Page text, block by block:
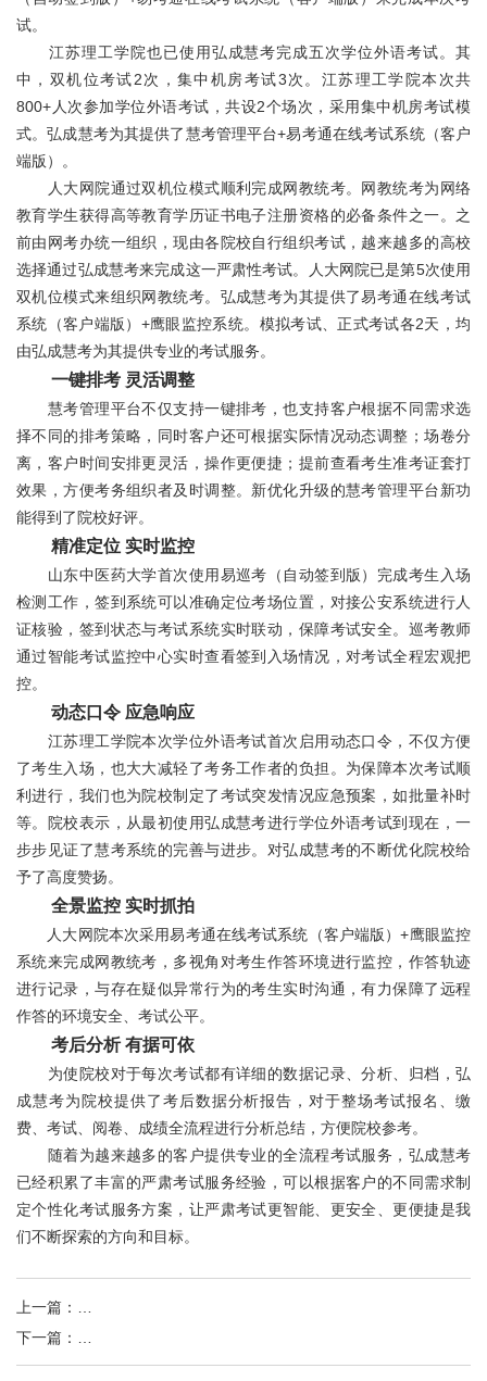
试。
江苏理工学院也已使用弘成慧考完成五次学位外语考试。其
中，双机位考试2次，集中机房考试3次。江苏理工学院本次共
800+人次参加学位外语考试，共设2个场次，采用集中机房考试模
式。弘成慧考为其提供了慧考管理平台+易考通在线考试系统（客户
端版）。
人大网院通过双机位模式顺利完成网教统考。网教统考为网络
教育学生获得高等教育学历证书电子注册资格的必备条件之一。之
前由网考办统一组织，现由各院校自行组织考试，越来越多的高校
选择通过弘成慧考来完成这一严肃性考试。人大网院已是第5次使用
双机位模式来组织网教统考。弘成慧考为其提供了易考通在线考试
系统（客户端版）+鹰眼监控系统。模拟考试、正式考试各2天，均
由弘成慧考为其提供专业的考试服务。
一键排考 灵活调整
慧考管理平台不仅支持一键排考，也支持客户根据不同需求选
择不同的排考策略，同时客户还可根据实际情况动态调整；场卷分
离，客户时间安排更灵活，操作更便捷；提前查看考生准考证套打
效果，方便考务组织者及时调整。新优化升级的慧考管理平台新功
能得到了院校好评。
精准定位 实时监控
山东中医药大学首次使用易巡考（自动签到版）完成考生入场
检测工作，签到系统可以准确定位考场位置，对接公安系统进行人
证核验，签到状态与考试系统实时联动，保障考试安全。巡考教师
通过智能考试监控中心实时查看签到入场情况，对考试全程宏观把
控。
动态口令 应急响应
江苏理工学院本次学位外语考试首次启用动态口令，不仅方便
了考生入场，也大大减轻了考务工作者的负担。为保障本次考试顺
利进行，我们也为院校制定了考试突发情况应急预案，如批量补时
等。院校表示，从最初使用弘成慧考进行学位外语考试到现在，一
步步见证了慧考系统的完善与进步。对弘成慧考的不断优化院校给
予了高度赞扬。
全景监控 实时抓拍
人大网院本次采用易考通在线考试系统（客户端版）+鹰眼监控
系统来完成网教统考，多视角对考生作答环境进行监控，作答轨迹
进行记录，与存在疑似异常行为的考生实时沟通，有力保障了远程
作答的环境安全、考试公平。
考后分析 有据可依
为使院校对于每次考试都有详细的数据记录、分析、归档，弘
成慧考为院校提供了考后数据分析报告，对于整场考试报名、缴
费、考试、阅卷、成绩全流程进行分析总结，方便院校参考。
随着为越来越多的客户提供专业的全流程考试服务，弘成慧考
已经积累了丰富的严肃考试服务经验，可以根据客户的不同需求制
定个性化考试服务方案，让严肃考试更智能、更安全、更便捷是我
们不断探索的方向和目标。
上一篇 ：
下一篇 ：